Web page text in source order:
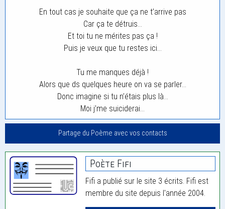
En tout cas je souhaite que ça ne t’arrive pas
Car ça te détruis…
Et toi tu ne mérites pas ça !
Puis je veux que tu restes ici…
Tu me manques déjà !
Alors que ds quelques heure on va se parler…
Donc imagine si tu n’étais plus là…
Moi j’me suiciderai…
Partage du Poème avec vos contacts
Poète Fifi
Fifi a publié sur le site 3 écrits. Fifi est
membre du site depuis l'année 2004.